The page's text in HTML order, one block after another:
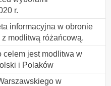
r.
informacyjna w obronie
modlitwą różańcową.
celem jest modlitwa w
i Polaków
w